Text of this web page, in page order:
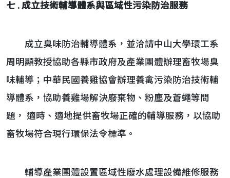
七 . 成立技術輔導體系與區域性污染防治服務
成立臭味防治輔導體系，並洽請中山大學環工系
周明顯教授協助各縣市政府及產業團體辦理畜牧場臭
味輔導；中華民國養雞協會辦理養禽污染防治技術輔
導體系，協助養雞場解決廢棄物、粉塵及蒼蠅等問
題， 適時、適地提供畜牧場正確的輔導服務，以協助
畜牧場符合現行環保法令標準。
輔導產業團體設置區域性廢水處理設備維修服務